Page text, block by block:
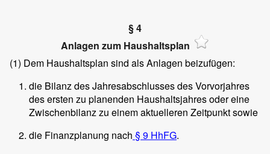
§ 4
Anlagen zum Haushaltsplan
(1) Dem Haushaltsplan sind als Anlagen beizufügen:
die Bilanz des Jahresabschlusses des Vorvorjahres
des ersten zu planenden Haushaltsjahres oder eine
Zwischenbilanz zu einem aktuelleren Zeitpunkt sowie
die Finanzplanung nach § 9 HhFG.